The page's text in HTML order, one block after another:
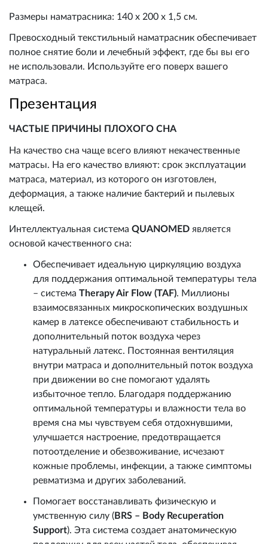
Размеры наматрасника: 140 х 200 х 1,5 см.
Превосходный текстильный наматрасник обеспечивает
полное снятие боли и лечебный эффект, где бы вы его
не использовали. Используйте его поверх вашего
матраса.
Презентация
ЧАСТЫЕ ПРИЧИНЫ ПЛОХОГО СНА
На качество сна чаще всего влияют некачественные
матрасы. На его качество влияют: срок эксплуатации
матраса, материал, из которого он изготовлен,
деформация, а также наличие бактерий и пылевых
клещей.
Интеллектуальная система QUANOMED является
основой качественного сна:
Обеспечивает идеальную циркуляцию воздуха
для поддержания оптимальной температуры тела
– система Therapy Air Flow (TAF). Миллионы
взаимосвязанных микроскопических воздушных
камер в латексе обеспечивают стабильность и
дополнительный поток воздуха через
натуральный латекс. Постоянная вентиляция
внутри матраса и дополнительный поток воздуха
при движении во сне помогают удалять
избыточное тепло. Благодаря поддержанию
оптимальной температуры и влажности тела во
время сна мы чувствуем себя отдохнувшими,
улучшается настроение, предотвращается
потоотделение и обезвоживание, исчезают
кожные проблемы, инфекции, а также симптомы
ревматизма и других заболеваний.
Помогает восстанавливать физическую и
умственную силу (BRS – Body Recuperation
Support). Эта система создает анатомическую